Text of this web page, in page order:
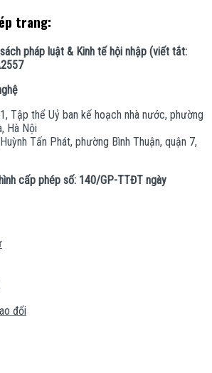
trang:
pháp luật & Kinh tế hội nhập (viết tắt:
Tập thể Uỷ ban kế hoạch nhà nước, phường
Hà Nội
Tấn Phát, phường Bình Thuận, quận 7,
cấp phép số: 140/GP-TTĐT ngày
đổi